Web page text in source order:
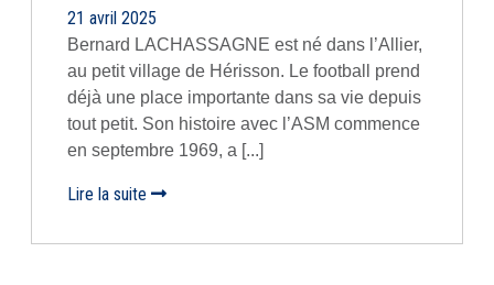
21 avril 2025
Bernard LACHASSAGNE est né dans l’Allier,
au petit village de Hérisson. Le football prend
déjà une place importante dans sa vie depuis
tout petit. Son histoire avec l’ASM commence
en septembre 1969, a [...]
Lire la suite